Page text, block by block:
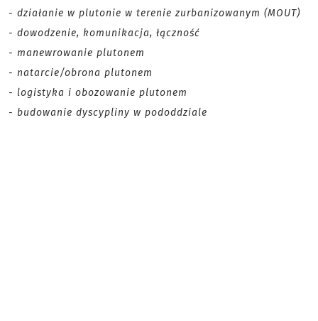
- działanie w plutonie w terenie zurbanizowanym (MOUT)
- dowodzenie, komunikacja, łączność
- manewrowanie plutonem
- natarcie/obrona plutonem
- logistyka i obozowanie plutonem
- budowanie dyscypliny w pododdziale